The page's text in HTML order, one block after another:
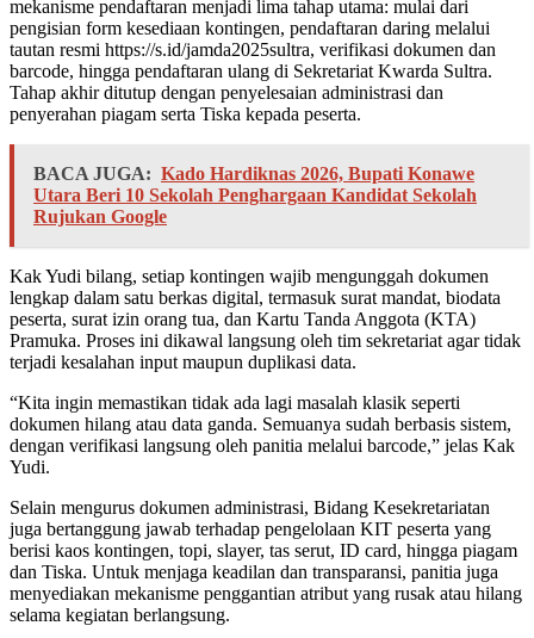
mekanisme pendaftaran menjadi lima tahap utama: mulai dari
pengisian form kesediaan kontingen, pendaftaran daring melalui
tautan resmi https://s.id/jamda2025sultra, verifikasi dokumen dan
barcode, hingga pendaftaran ulang di Sekretariat Kwarda Sultra.
Tahap akhir ditutup dengan penyelesaian administrasi dan
penyerahan piagam serta Tiska kepada peserta.
BACA JUGA: Kado Hardiknas 2026, Bupati Konawe
Utara Beri 10 Sekolah Penghargaan Kandidat Sekolah
Rujukan Google
Kak Yudi bilang, setiap kontingen wajib mengunggah dokumen
lengkap dalam satu berkas digital, termasuk surat mandat, biodata
peserta, surat izin orang tua, dan Kartu Tanda Anggota (KTA)
Pramuka. Proses ini dikawal langsung oleh tim sekretariat agar tidak
terjadi kesalahan input maupun duplikasi data.
“Kita ingin memastikan tidak ada lagi masalah klasik seperti
dokumen hilang atau data ganda. Semuanya sudah berbasis sistem,
dengan verifikasi langsung oleh panitia melalui barcode,” jelas Kak
Yudi.
Selain mengurus dokumen administrasi, Bidang Kesekretariatan
juga bertanggung jawab terhadap pengelolaan KIT peserta yang
berisi kaos kontingen, topi, slayer, tas serut, ID card, hingga piagam
dan Tiska. Untuk menjaga keadilan dan transparansi, panitia juga
menyediakan mekanisme penggantian atribut yang rusak atau hilang
selama kegiatan berlangsung.